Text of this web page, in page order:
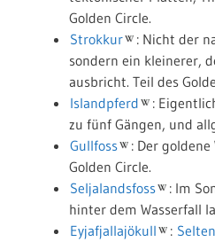
Golden Circle.
Strokkur
: Nicht der
sondern ein kleinerer,
ausbricht. Teil des
Islandpferd
:
zu fünf Gängen, und
Gullfoss
: Der
Golden Circle.
Seljalandsfoss
: Im
hinter dem Wasserfall
Eyjafjallajökull
: